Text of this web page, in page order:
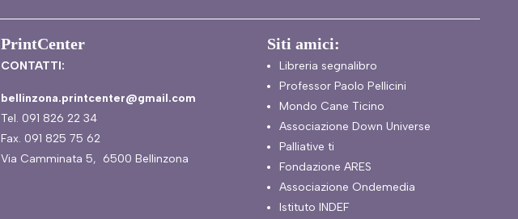
PrintCenter
CONTATTI:
bellinzona.printcenter@gmail.com
Tel. 091 826 22 34
Fax. 091 825 75 62
Via Camminata 5, 6500 Bellinzona
Siti amici:
Libreria segnalibro
Professor Paolo Pellicini
Mondo Cane Ticino
Associazione Down Universe
Palliative ti
Fondazione ARES
Associazione Ondemedia
Istituto INDEF